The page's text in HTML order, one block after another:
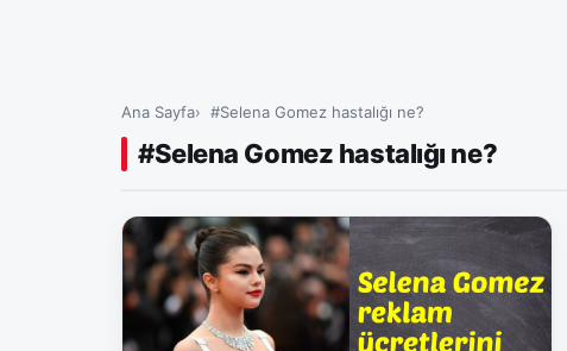
Ana Sayfa #Selena Gomez hastalığı ne?
#Selena Gomez hastalığı ne?